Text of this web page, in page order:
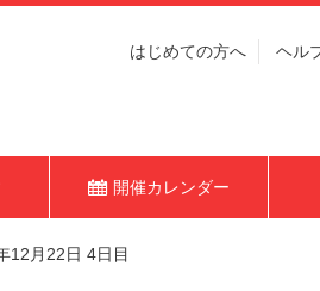
はじめての方へ ヘル
開催カレンダー
12月22日 4日目